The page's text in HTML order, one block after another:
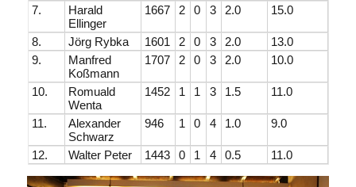
7.
Harald
Ellinger
1667 2 0 3 2.0 15.0
8. Jörg Rybka 1601 2 0 3 2.0
13.0
9.
Manfred
Koßmann
1707 2 0 3 2.0 10.0
10.
Romuald
Wenta
1452 1 1 3 1.5 11.0
11.
Alexander
Schwarz
946 1 0 4 1.0 9.0
12. Walter Peter 1443 0 1 4 0.5 11.0